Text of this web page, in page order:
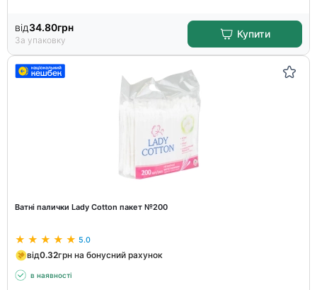
від34.80грн
За упаковку
Купити
Ватні палички Lady Cotton пакет №200
5.0
від0.32грн на бонусний рахунок
в наявності